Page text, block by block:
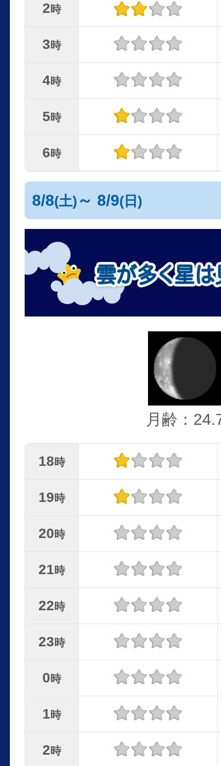
2時
3時
4時
5時
6時
8/8(土) ～ 8/9(日)
月齢：
18時
19時
20時
21時
22時
23時
0時
1時
2時